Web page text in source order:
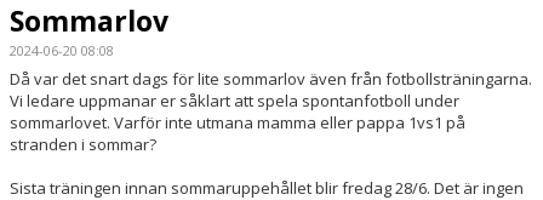
Sommarlov
2024-06-20 08:08
Då var det snart dags för lite sommarlov även från fotbollsträningarna.
Vi ledare uppmanar er såklart att spela spontanfotboll under
sommarlovet. Varför inte utmana mamma eller pappa 1vs1 på
stranden i sommar?
Sista träningen innan sommaruppehållet blir fredag 28/6. Det är ingen